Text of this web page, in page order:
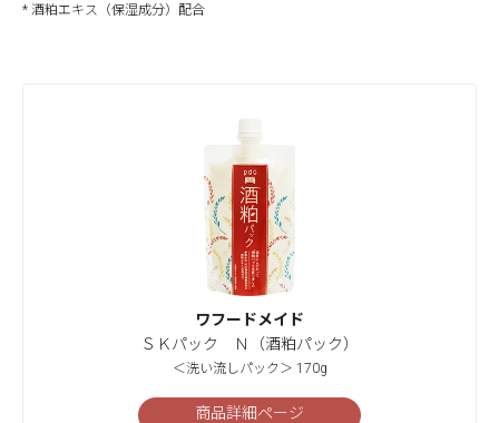
* 酒粕エキス（保湿成分）配合
ワフードメイド
ＳＫパック Ｎ（酒粕パック）
＜洗い流しパック＞ 170g
商品詳細ページ